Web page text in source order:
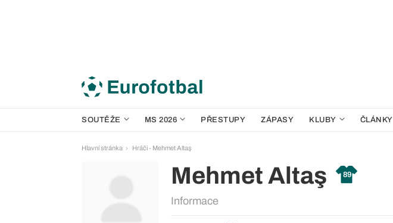
SOUTĚŽE MS 2026 PŘESTUPY ZÁPASY KLUBY ČLÁNKY
Hlavní stránka Hráči - Mehmet Altaş
Mehmet Altaş 89
Informace